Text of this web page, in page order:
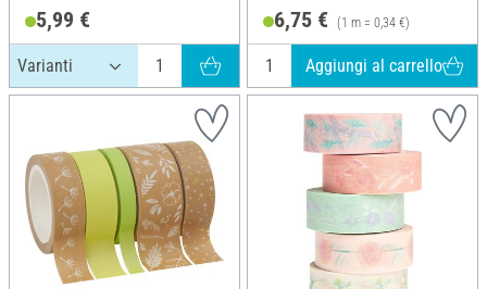
5,99 € 6,75 € (1 m = 0,34 €)
Aggiungi al carrello